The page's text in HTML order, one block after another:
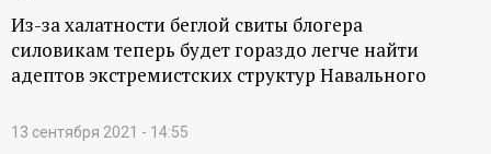
и
о
н
Из-за халатности беглой свиты блогера
силовикам теперь будет гораздо легче найти
адептов экстремистских структур Навального
13 сентября 2021 - 14:55